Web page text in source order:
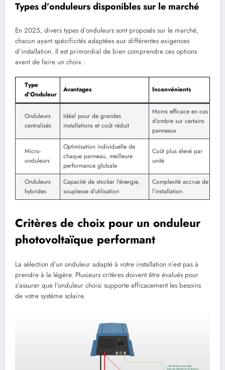
Types d’onduleurs disponibles sur le marché
En 2025, divers types d’onduleurs sont proposés sur le marché,
chacun ayant spécificités adaptées aux différentes exigences
d’installation. Il est primordial de bien comprendre ces options
avant de faire un choix :
Type
d’Onduleur
Avantages Inconvénients
Onduleurs
centralisés
Idéal pour de grandes
installations et coût réduit
Moins efficace en cas
d’ombre sur certains
panneaux
Micro-
onduleurs
Optimisation individuelle de
chaque panneau, meilleure
performance globale
Coût plus élevé par
unité
Onduleurs
hybrides
Capacité de stocker l’énergie,
souplesse d’utilisation
Complexité accrue de
l’installation
Critères de choix pour un onduleur
photovoltaïque performant
La sélection d’un onduleur adapté à votre installation n’est pas à
prendre à la légère. Plusieurs critères doivent être évalués pour
s’assurer que l’onduleur choisi supporte efficacement les besoins
de votre système solaire.